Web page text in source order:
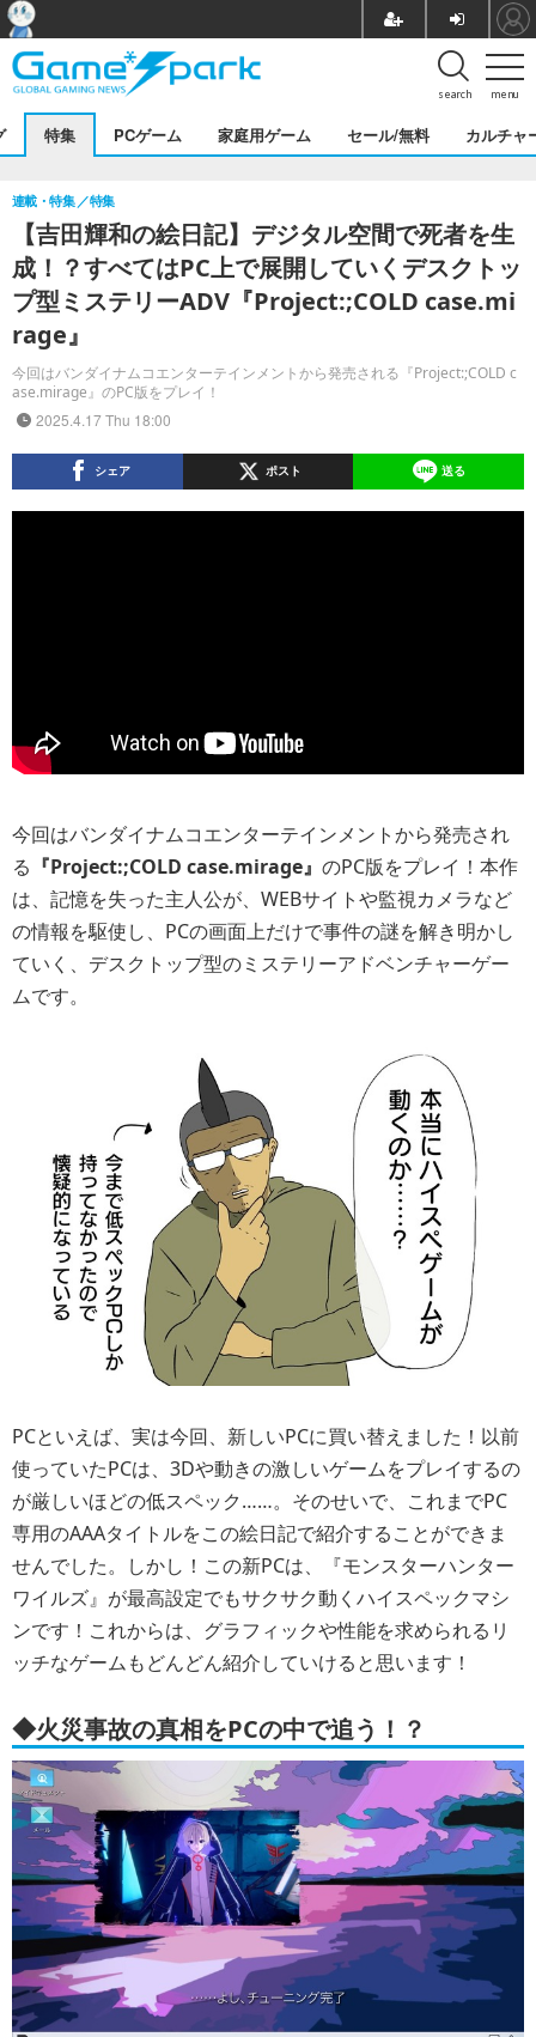
menu
search
特集 PCゲーム 家庭用ゲーム セール/無料 カルチャ
【吉田輝和の絵日記】デジタル空間で死者を生
成！？すべてはPC上で展開していくデスクトッ
プ型ミステリーADV『Project:;COLD case.mi
rage』
今回はバンダイナムコエンターテインメントから発売される『Project:;COLD c
ase.mirage』のPC版をプレイ！
連載・特集 特集
2025.4.17 Thu 18:00
シェア ポスト 送る
今回はバンダイナムコエンターテインメントから発売され
る 『Project:;COLD case.mirage』 のPC版をプレイ！本作
は、記憶を失った主人公が、WEBサイトや監視カメラなど
の情報を駆使し、PCの画面上だけで事件の謎を解き明かし
ていく、デスクトップ型のミステリーアドベンチャーゲー
ムです。
PCといえば、実は今回、新しいPCに買い替えました！以前
使っていたPCは、3Dや動きの激しいゲームをプレイするの
が厳しいほどの低スペック……。そのせいで、これまでPC
専用のAAAタイトルをこの絵日記で紹介することができま
せんでした。しかし！この新PCは、『モンスターハンター
ワイルズ』が最高設定でもサクサク動くハイスペックマシ
ンです！これからは、グラフィックや性能を求められるリ
ッチなゲームもどんどん紹介していけると思います！
◆火災事故の真相をPCの中で追う！？